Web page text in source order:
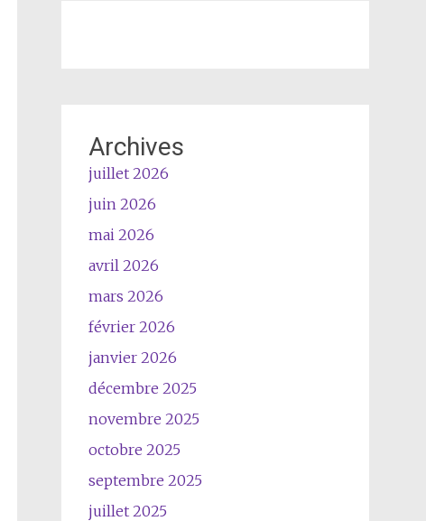
Archives
juillet 2026
juin 2026
mai 2026
avril 2026
mars 2026
février 2026
janvier 2026
décembre 2025
novembre 2025
octobre 2025
septembre 2025
juillet 2025